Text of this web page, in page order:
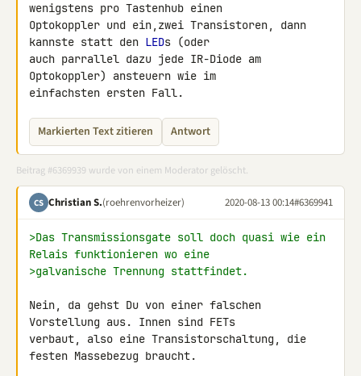
wenigstens pro Tastenhub einen
Optokoppler und ein,zwei Transistoren, dann
kannste statt den LEDs (oder
auch parrallel dazu jede IR-Diode am
Optokoppler) ansteuern wie im
einfachsten ersten Fall.
Markierten Text zitieren Antwort
Beitrag #6369939 wurde von einem Moderator gelöscht.
CS Christian S.(roehrenvorheizer) 2020-08-13 00:14#6369941
>Das Transmissionsgate soll doch quasi wie ein
Relais funktionieren wo eine
>galvanische Trennung stattfindet.
Nein, da gehst Du von einer falschen
Vorstellung aus. Innen sind FETs
verbaut, also eine Transistorschaltung, die
festen Massebezug braucht.